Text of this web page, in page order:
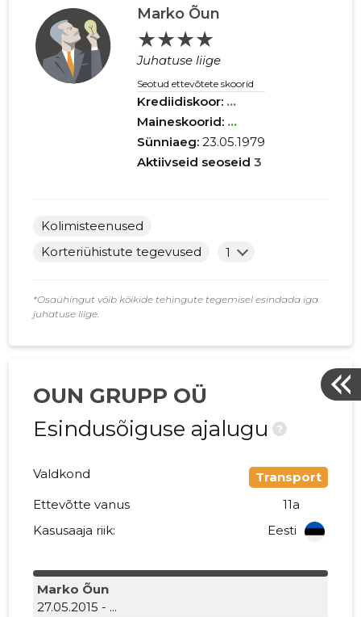
Marko Õun
★★★★
Juhatuse liige
Seotud ettevõtete skoorid
Krediidiskoor: ...
Maineskoorid: ...
Sünniaeg:23.05.1979
Aktiivseid seoseid 3
Kolimisteenused
Korteriühistute tegevused
1
*Osaühingut võib kõikide tehingute tegemisel esindada iga
juhatuse liige.
OUN GRUPP OÜ
Esindusõiguse ajalugu
?
Valdkond
Transport
Ettevõtte vanus
11a
Kasusaaja riik:
Eesti
Marko Õun
27.05.2015 - ...